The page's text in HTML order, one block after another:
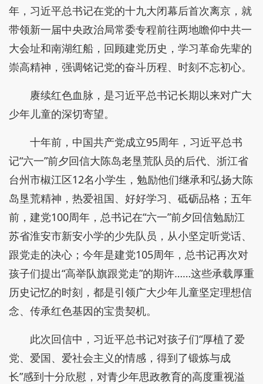
年，习近平总书记在党的十九大闭幕后首次离京，就
带领新一届中央政治局常委专程前往两地瞻仰中共一
大会址和南湖红船，回顾建党历史，学习革命先辈的
崇高精神，强调铭记党的奋斗历程、时刻不忘初心。
赓续红色血脉，是习近平总书记长期以来对广大
少年儿童的深切寄望。
十年前，中国共产党成立95周年，习近平总书
记“六一”前夕回信大陈岛老垦荒队员的后代、浙江省
台州市椒江区12名小学生，勉励他们继承和弘扬大陈
岛垦荒精神，热爱祖国、好好学习、砥砺品格；五年
前，建党100周年，总书记在“六一”前夕回信勉励江
苏省淮安市新安小学的少先队员，从小坚定听党话、
跟党走的决心；今年是建党105周年，总书记再次对
孩子们提出“高举队旗跟党走”的期许……这些承载厚重
历史记忆的时刻，都是引领广大少年儿童坚定理想信
念、传承红色基因的宝贵契机。
此次回信中，习近平总书记对孩子们“厚植了爱
党、爱国、爱社会主义的情感，得到了锻炼与成
长”感到十分欣慰，对青少年思政教育的高度重视溢